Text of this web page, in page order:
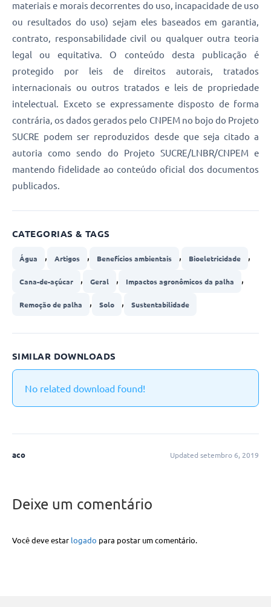
materiais e morais decorrentes do uso, incapacidade de uso
ou resultados do uso) sejam eles baseados em garantia,
contrato, responsabilidade civil ou qualquer outra teoria
legal ou equitativa. O conteúdo desta publicação é
protegido por leis de direitos autorais, tratados
internacionais ou outros tratados e leis de propriedade
intelectual. Exceto se expressamente disposto de forma
contrária, os dados gerados pelo CNPEM no bojo do Projeto
SUCRE podem ser reproduzidos desde que seja citado a
autoria como sendo do Projeto SUCRE/LNBR/CNPEM e
mantendo fidelidade ao conteúdo oficial dos documentos
publicados.
CATEGORIAS & TAGS
Água , Artigos , Benefícios ambientais , Bioeletricidade ,
Cana-de-açúcar , Geral , Impactos agronômicos da palha ,
Remoção de palha , Solo , Sustentabilidade
SIMILAR DOWNLOADS
No related download found!
aco Updated setembro 6, 2019
Deixe um comentário
Você deve estar logado para postar um comentário.